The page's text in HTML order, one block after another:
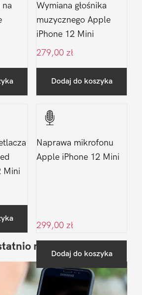
Wymiana głośnika
muzycznego Apple
iPhone 12 Mini
279,00 zł
Dodaj do koszyka
Mini
Naprawa mikrofonu
Apple iPhone 12 Mini
299,00 zł
Dodaj do koszyka
na blogu